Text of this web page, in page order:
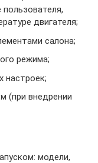
двигателя;
салона;
режима;
настроек;
(при внедрении
модели,